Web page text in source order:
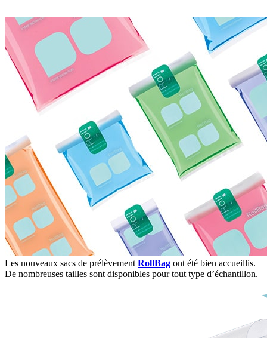
Les nouveaux sacs de prélèvement RollBag ont été bien accueillis.
De nombreuses tailles sont disponibles pour tout type d’échantillon.